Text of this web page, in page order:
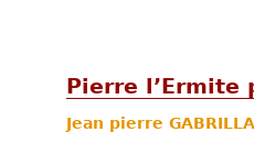
Pierre
Jean pierre